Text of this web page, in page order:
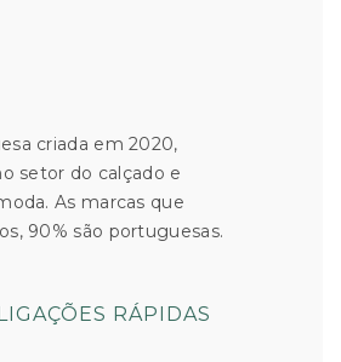
criada em 2020,
setor do calçado e
As marcas que
90% são portuguesas.
LIGAÇÕES RÁPIDAS